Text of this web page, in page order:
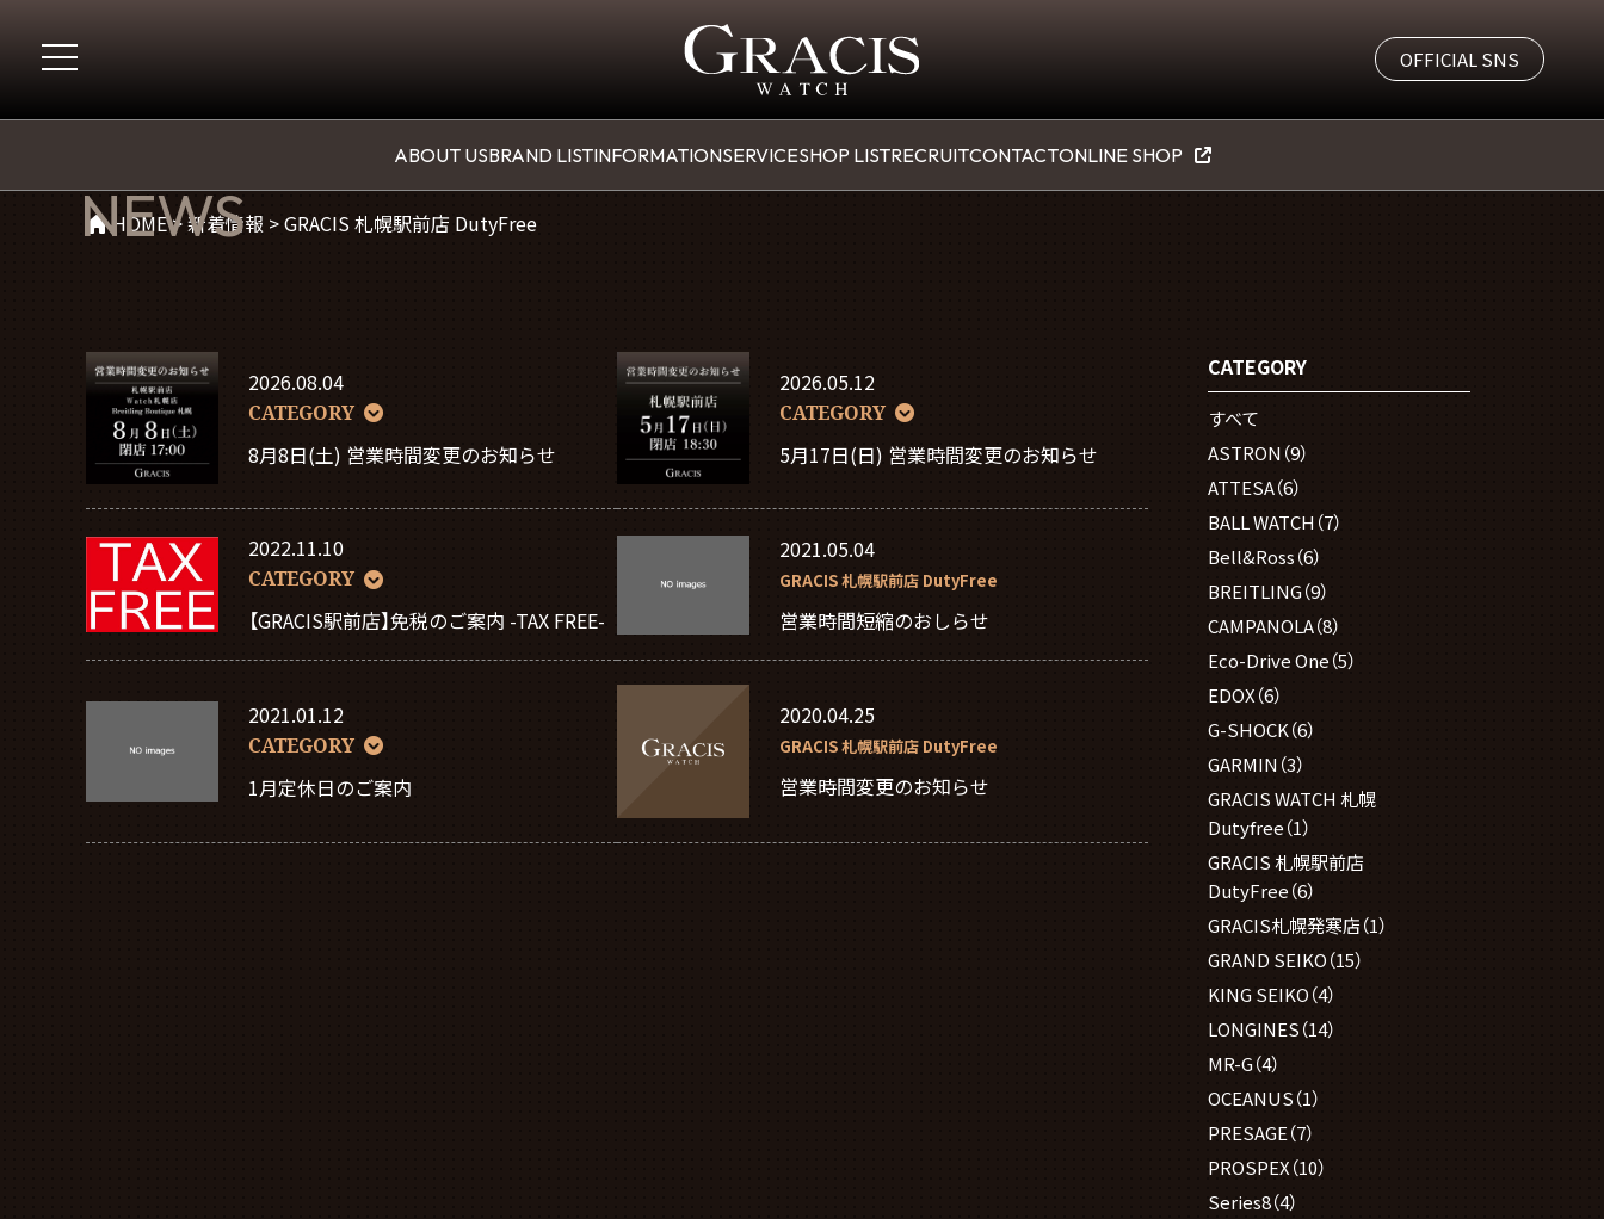
OFFICIAL SNS
ABOUT USBRAND LISTINFORMATIONSERVICESHOP LISTRECRUITCONTACTONLINE SHOP
NEWS
HOME>新着情報 >GRACIS 札幌駅前店 DutyFree
2026.08.04
CATEGORY
8月8日(土) 営業時間変更のお知らせ
2026.05.12
CATEGORY
5月17日(日) 営業時間変更のお知らせ
2022.11.10
CATEGORY
【GRACIS駅前店】免税のご案内 -TAX FREE-
2021.05.04
GRACIS 札幌駅前店 DutyFree
営業時間短縮のおしらせ
2021.01.12
CATEGORY
1月定休日のご案内
2020.04.25
GRACIS 札幌駅前店 DutyFree
営業時間変更のお知らせ
CATEGORY
すべて
ASTRON （9）
ATTESA（6）
BALL WATCH （7）
Bell&Ross（6）
BREITLING（9）
CAMPANOLA（8）
Eco-Drive One（5）
EDOX（6）
G-SHOCK（6）
GARMIN （3）
GRACIS WATCH 札幌
Dutyfree（1）
GRACIS 札幌駅前店
DutyFree（6）
GRACIS札幌発寒店（1）
GRAND SEIKO（15）
KING SEIKO（4）
LONGINES（14）
MR-G（4）
OCEANUS（1）
PRESAGE（7）
PROSPEX（10）
Series8（4）